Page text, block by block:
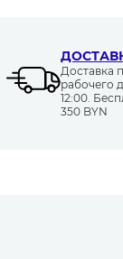
Доставка
рабочего
12:00.
350 BYN